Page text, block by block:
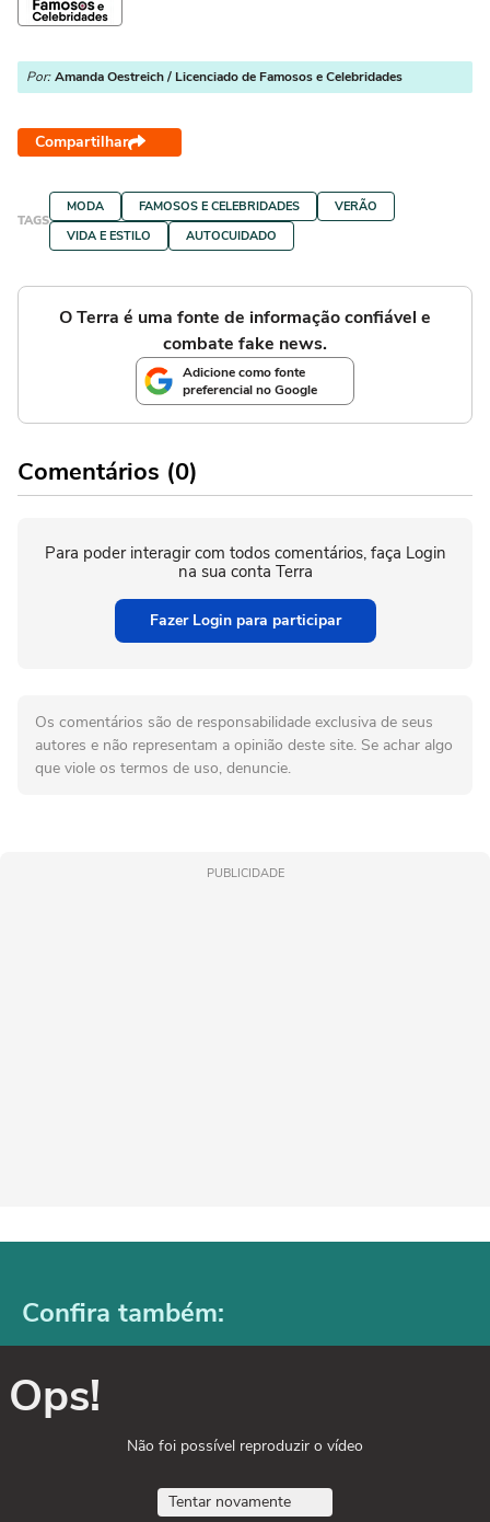
Por: Amanda Oestreich / Licenciado de Famosos e Celebridades
Compartilhar
TAGS
MODA FAMOSOS E CELEBRIDADES
VERÃO
VIDA E ESTILO
AUTOCUIDADO
O Terra é uma fonte de informação confiável e
combate fake news.
Adicione como fonte
preferencial no Google
Comentários (0)
Para poder interagir com todos comentários, faça Login
na sua conta Terra
Fazer Login para participar
Os comentários são de responsabilidade exclusiva de seus
autores e não representam a opinião deste site. Se achar algo
que viole os termos de uso, denuncie.
PUBLICIDADE
Confira também:
Ops!
Não foi possível reproduzir o vídeo
Tentar novamente